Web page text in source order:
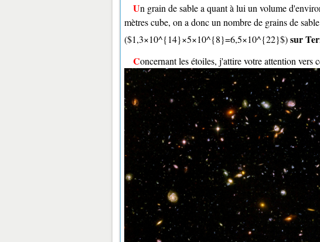
Un grain de sable a quant à lui un volume
mètres cube, on a donc un nombre de grains de
($1,3×10^{14}×5×10^{8}=6,5×10^{22}$)sur
Concernant les étoiles, j'attire votre attention vers